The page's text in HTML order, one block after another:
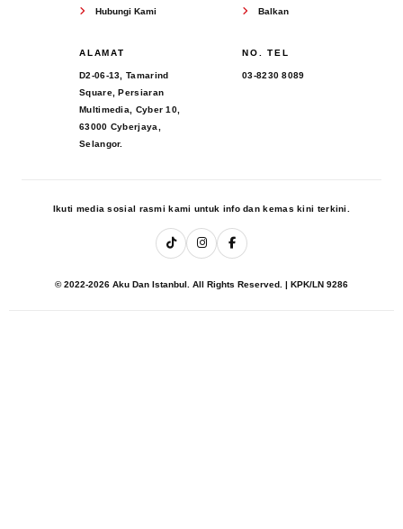
Hubungi Kami
Balkan
ALAMAT
D2-06-13, Tamarind
Square, Persiaran
Multimedia, Cyber 10,
63000 Cyberjaya,
Selangor.
NO. TEL
03-8230 8089
Ikuti media sosial rasmi kami untuk info dan kemas kini terkini.
© 2022-2026 Aku Dan Istanbul. All Rights Reserved. | KPK/LN 9286